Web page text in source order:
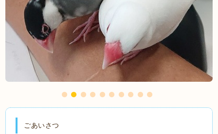
ごあいさつ